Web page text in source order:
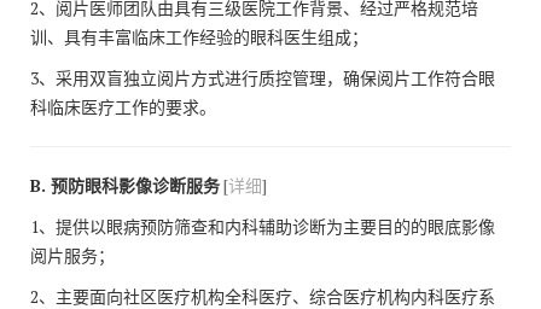
2、阅片医师团队由具有三级医院工作背景、经过严格规范培
训、具有丰富临床工作经验的眼科医生组成；
3、采用双盲独立阅片方式进行质控管理，确保阅片工作符合眼
科临床医疗工作的要求。
B. 预防眼科影像诊断服务[详细]
1、提供以眼病预防筛查和内科辅助诊断为主要目的的眼底影像
阅片服务；
2、主要面向社区医疗机构全科医疗、综合医疗机构内科医疗系